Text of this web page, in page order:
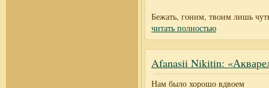
Бежать, гоним, твоим лишь
читать полностью
Afanasii Nikitin:
Нам было хорошо вдвоем